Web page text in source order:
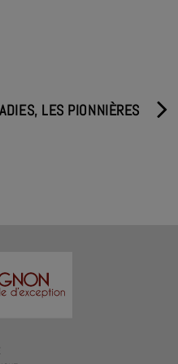
LES PIONNIÈRES